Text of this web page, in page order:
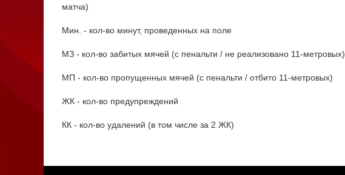
матча)
Мин. - кол-во минут, проведенных на поле
МЗ - кол-во забитых мячей (с пенальти / не реализовано 11-метровых)
МП - кол-во пропущенных мячей (с пенальти / отбито 11-метровых)
ЖК - кол-во предупреждений
КК - кол-во удалений (в том числе за 2 ЖК)